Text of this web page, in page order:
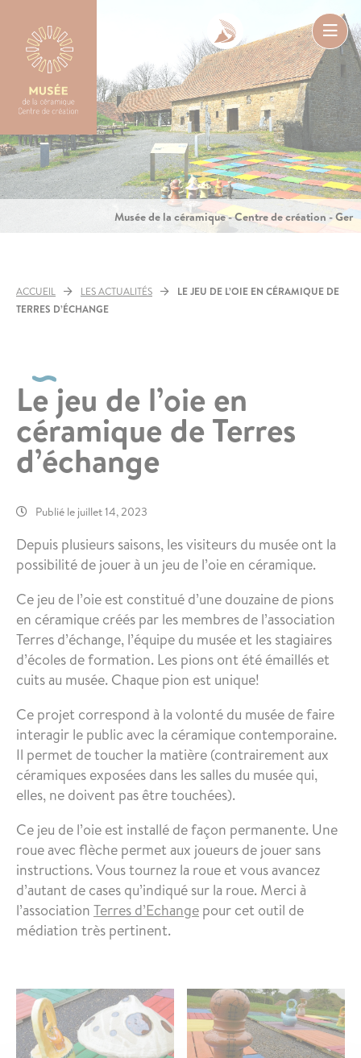
contenu
le
Musée de la céramique - Centre de création - Ger
ACCUEIL LES ACTUALITÉS
LE JEU DE L’OIE EN CÉRAMIQUE DE
TERRES D’ÉCHANGE
Le jeu de l’oie en
céramique de Terres
d’échange
Publié le juillet 14, 2023
Depuis plusieurs saisons, les visiteurs du musée ont la
possibilité de jouer à un jeu de l’oie en céramique.
Ce jeu de l’oie est constitué d’une douzaine de pions
en céramique créés par les membres de l’association
Terres d’échange, l’équipe du musée et les stagiaires
d’écoles de formation. Les pions ont été émaillés et
cuits au musée. Chaque pion est unique!
Ce projet correspond à la volonté du musée de faire
interagir le public avec la céramique contemporaine.
Il permet de toucher la matière (contrairement aux
céramiques exposées dans les salles du musée qui,
elles, ne doivent pas être touchées).
Ce jeu de l’oie est installé de façon permanente. Une
roue avec flèche permet aux joueurs de jouer sans
instructions. Vous tournez la roue et vous avancez
d’autant de cases qu’indiqué sur la roue. Merci à
l’association Terres d’Echange pour cet outil de
médiation très pertinent.